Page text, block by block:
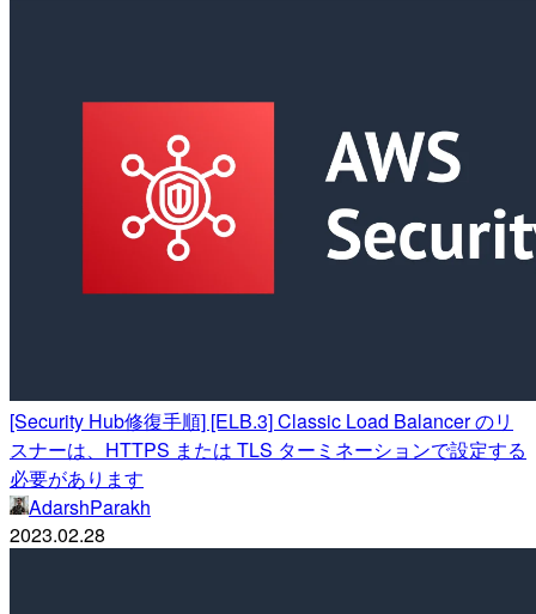
[Security Hub修復手順] [ELB.3] Classic Load Balancer のリ
スナーは、HTTPS または TLS ターミネーションで設定する
必要があります
AdarshParakh
2023.02.28